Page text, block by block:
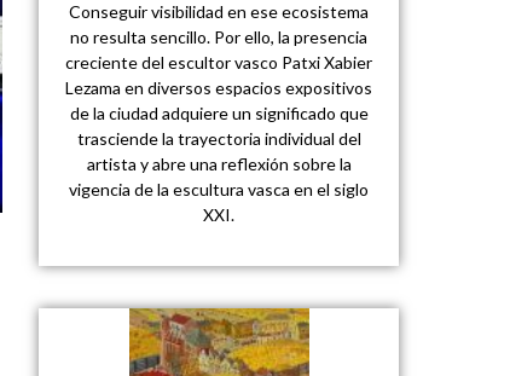
Conseguir visibilidad en ese ecosistema
no resulta sencillo. Por ello, la presencia
creciente del escultor vasco Patxi Xabier
Lezama en diversos espacios expositivos
de la ciudad adquiere un significado que
trasciende la trayectoria individual del
artista y abre una reflexión sobre la
vigencia de la escultura vasca en el siglo
XXI.